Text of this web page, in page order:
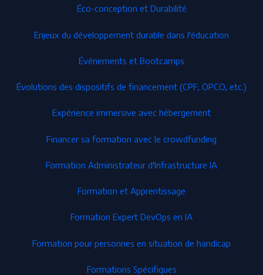
Éco-conception et Durabilité
Enjeux du développement durable dans l'éducation
Événements et Bootcamps
Évolutions des dispositifs de financement (CPF, OPCO, etc.)
Expérience immersive avec hébergement
Financer sa formation avec le crowdfunding
Formation Administrateur d'Infrastructure IA
Formation et Apprentissage
Formation Expert DevOps en IA
Formation pour personnes en situation de handicap
Formations Spécifiques